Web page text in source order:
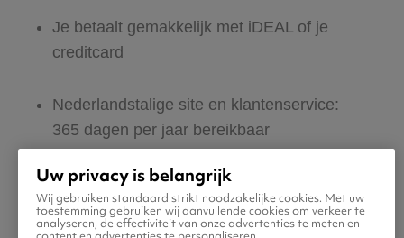
Je betaalt gemakkelijk met iDEAL of je
creditcard
Nederlandstalige site en klantenservice:
365 dagen per jaar bereikbaar
Zeker van veilig boeken en betalen
Boek ook direct een hotel of huurauto voor
Uw privacy is belangrijk
Wij gebruiken standaard strikt noodzakelijke cookies. Met uw
toestemming gebruiken wij aanvullende cookies om verkeer te
analyseren, de effectiviteit van onze advertenties te meten en